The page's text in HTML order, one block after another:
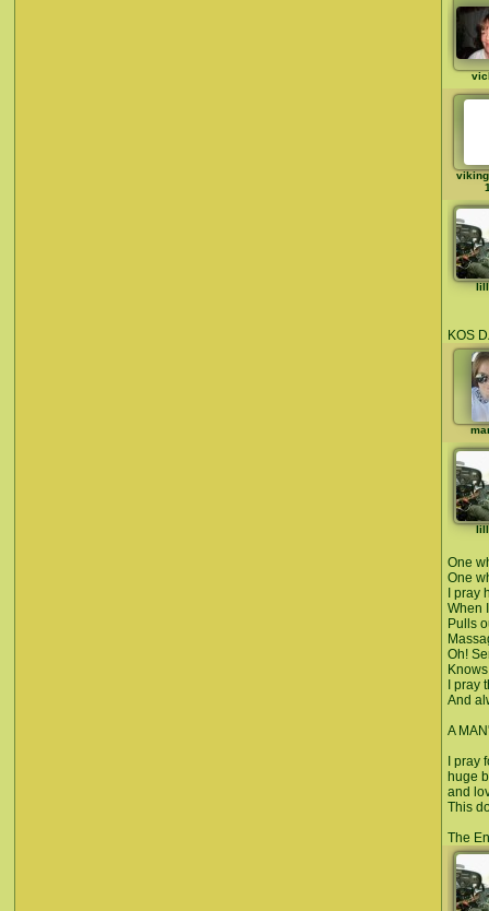
KOS
One
One
I pray
When
Pulls
Oh!
I pray
And
A
I
huge
and
This
The